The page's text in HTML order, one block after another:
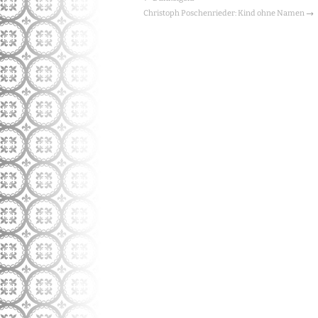
Christoph Poschenrieder: Kind ohne Namen →